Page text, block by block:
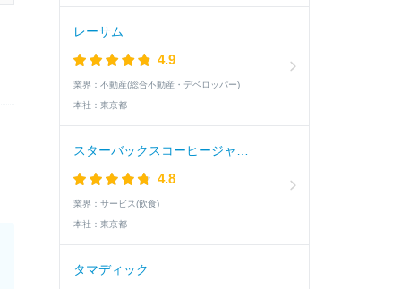
レーサム
4.9
業界： 不動産(総合不動産・デベロッパー)
本社： 東京都
4.8
業界： サービス(飲食)
本社： 東京都
タマディック